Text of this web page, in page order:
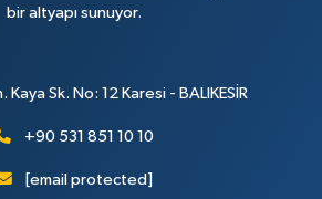
bir altyapı sunuyor.
Kaya Sk. No: 12 Karesi - BALIKESİR
+90 531 851 10 10
[email protected]